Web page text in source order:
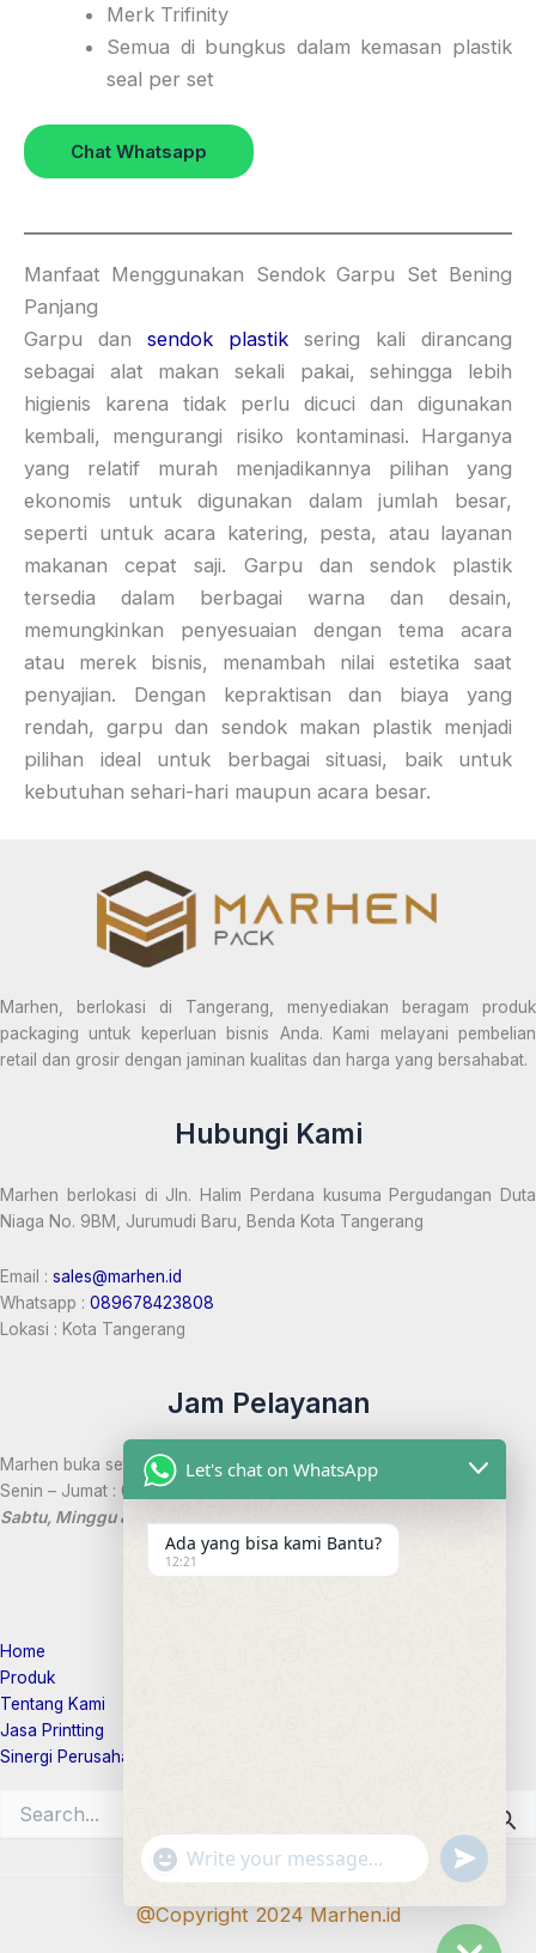
Merk Trifinity
Semua di bungkus dalam kemasan plastik
seal per set
Chat Whatsapp
Manfaat Menggunakan Sendok Garpu Set Bening
Panjang
Garpu dan sendok plastik sering kali dirancang
sebagai alat makan sekali pakai, sehingga lebih
higienis karena tidak perlu dicuci dan digunakan
kembali, mengurangi risiko kontaminasi. Harganya
yang relatif murah menjadikannya pilihan yang
ekonomis untuk digunakan dalam jumlah besar,
seperti untuk acara katering, pesta, atau layanan
makanan cepat saji. Garpu dan sendok plastik
tersedia dalam berbagai warna dan desain,
memungkinkan penyesuaian dengan tema acara
atau merek bisnis, menambah nilai estetika saat
penyajian. Dengan kepraktisan dan biaya yang
rendah, garpu dan sendok makan plastik menjadi
pilihan ideal untuk berbagai situasi, baik untuk
kebutuhan sehari-hari maupun acara besar.
Marhen, berlokasi di Tangerang, menyediakan beragam produk
packaging untuk keperluan bisnis Anda. Kami melayani pembelian
retail dan grosir dengan jaminan kualitas dan harga yang bersahabat.
Hubungi Kami
Marhen berlokasi di Jln. Halim Perdana kusuma Pergudangan Duta
Niaga No. 9BM, Jurumudi Baru, Benda Kota Tangerang
Email : sales@marhen.id
Whatsapp : 089678423808
Lokasi : Kota Tangerang
Jam Pelayanan
Marhen buka setiap hari:
Senin – Jumat : 08:00 – 17:00 WIB
Sabtu, Minggu & Hari Libur Nasional Tutup
Home
Produk
Tentang Kami
Jasa Printting
Sinergi Perusahaan
Search
@Copyright 2024 Marhen.id
Let's chat on WhatsApp
Ada yang bisa kami Bantu?
12:21
WhatsApp